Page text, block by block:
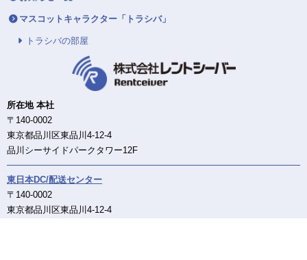
マスコットキャラクター「トラシバ」
トラシバの部屋
所在地 本社
〒140-0002
東京都品川区東品川4-12-4
品川シーサイドパークタワー12F
東日本DC/配送センター
〒140-0002
東京都品川区東品川4-12-4